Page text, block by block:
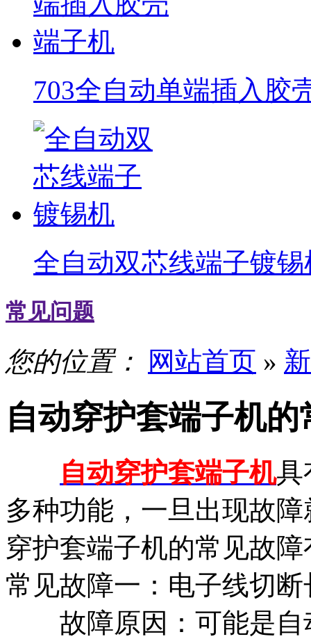
703全自动单端插入胶
全自动双芯线端子镀锡
常见问题
您的位置： 网站首页 »
自动穿护套端子机
自动穿护套端子机具
多种功能，一旦出现故
穿护套端子机的常见故
常见故障一：电子线切
故障原因：可能是自